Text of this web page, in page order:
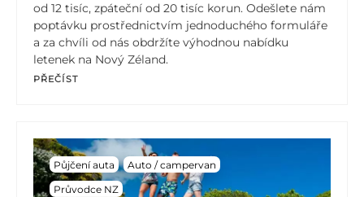
od 12 tisíc, zpáteční od 20 tisíc korun. Odešlete nám
poptávku prostřednictvím jednoduchého formuláře
a za chvíli od nás obdržíte výhodnou nabídku
letenek na Nový Zéland.
PŘEČÍST
Půjčení auta
Auto / campervan
Průvodce NZ